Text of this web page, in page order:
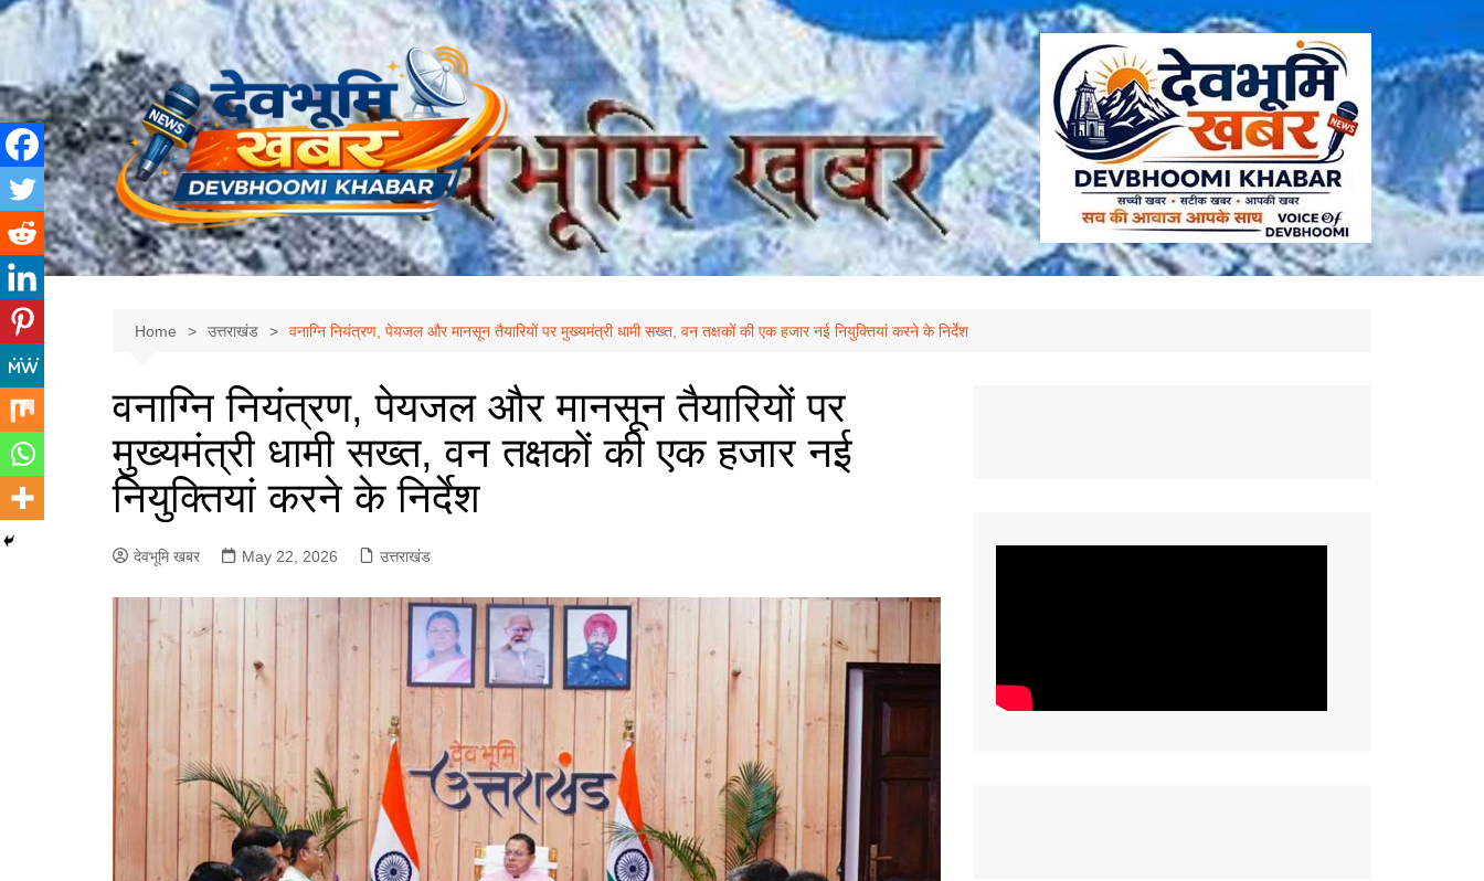
Skip
Home उत्तराखंड वनाग्नि नियंत्रण, पेयजल और मानसून तैयारियों पर मुख्यमंत्री धामी सख्त, वन तक्षकों की एक हजार नई नियुक्तियां करने के निर्देश
वनाग्नि नियंत्रण, पेयजल और मानसून तैयारियों पर
मुख्यमंत्री धामी सख्त, वन तक्षकों की एक हजार नई
नियुक्तियां करने के निर्देश
देवभूमि खबर May 22, 2026 उत्तराखंड